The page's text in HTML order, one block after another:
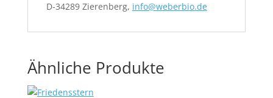
D-34289 Zierenberg, info@weberbio.de
Ähnliche Produkte